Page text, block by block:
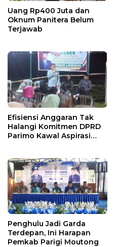
Uang Rp400 Juta dan
Oknum Panitera Belum
Terjawab
Efisiensi Anggaran Tak
Halangi Komitmen DPRD
Parimo Kawal Aspirasi
Penghulu Jadi Garda
Terdepan, Ini Harapan
Pemkab Parigi Moutong